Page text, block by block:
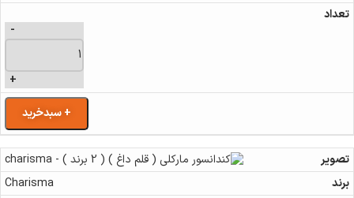
-
+
+ سبدخرید
Charisma